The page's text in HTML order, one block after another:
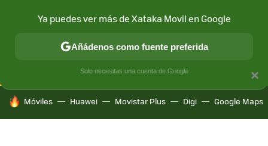
CONECTIVIDAD MÓVIL Y SOCIEDAD APLICACIONES
HOY SE HABLA DE
Móviles Huawei Movistar Plus Digi Google Maps
×
Ya puedes ver más de Xataka Movil en Google
Añádenos como fuente preferida
Solo necesitas una cuenta de Google